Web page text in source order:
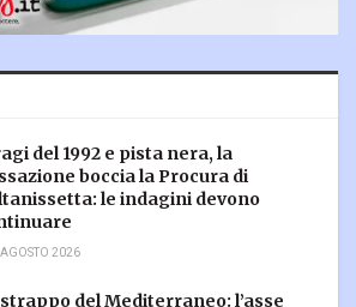
del 1992 e pista nera, la
boccia la Procura di
le indagini devono
2026
del Mediterraneo: l’asse